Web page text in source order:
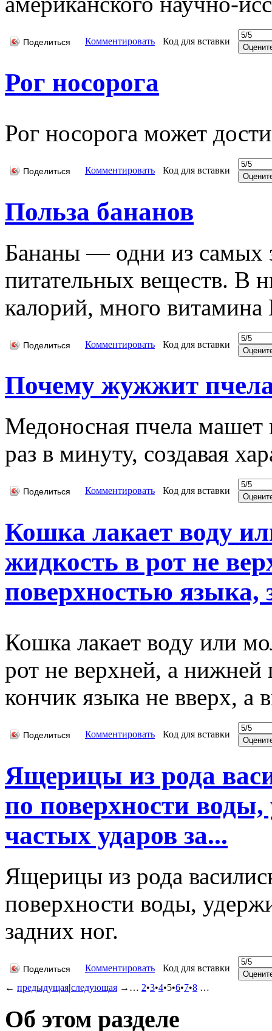
Поделиться Комментировать Код для вставки
Рог носорога
Рог носорога может
Поделиться Комментировать Код для вставки
Польза бананов
Бананы — одни из самых
питательных веществ. В
калорий, много витамина
Поделиться Комментировать Код для вставки
Почему жужжит
Медоносная пчела
раз в минуту, создавая
Поделиться Комментировать Код для вставки
Кошка лакает воду
жидкость в рот не
поверхностью языка,
Кошка лакает воду или
рот не верхней, а нижней
кончик языка не вверх, а
Поделиться Комментировать Код для вставки
Ящерицы из рода
по поверхности воды,
частых ударов за...
Ящерицы из рода
поверхности воды,
задних ног.
Поделиться Комментировать
Код для вставки
← предыдущая|следующая → … 2•3•4•5•6•7•8 …
Об этом разделе